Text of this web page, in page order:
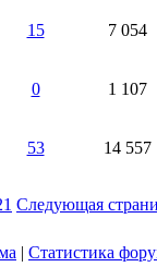
15 7 054
0 1 107
53 14 557
Следующая
| Статистика